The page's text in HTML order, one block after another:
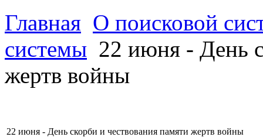
Главная О поисковой
системы 22 июня - День
жертв войны
22 июня - День скорби и чествования памяти жертв войны